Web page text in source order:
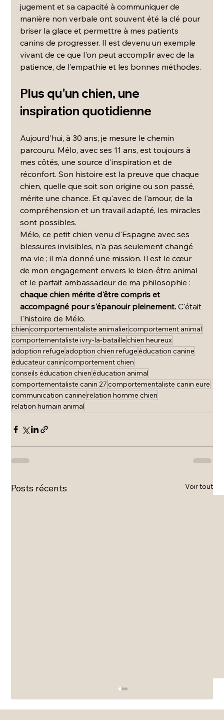
jugement et sa capacité à communiquer de
manière non verbale ont souvent été la clé pour
briser la glace et permettre à mes patients
canins de progresser. Il est devenu un exemple
vivant de ce que l'on peut accomplir avec de la
patience, de l'empathie et les bonnes méthodes.
Plus qu'un chien, une
inspiration quotidienne
Aujourd'hui, à 30 ans, je mesure le chemin
parcouru. Mélo, avec ses 11 ans, est toujours à
mes côtés, une source d'inspiration et de
réconfort. Son histoire est la preuve que chaque
chien, quelle que soit son origine ou son passé,
mérite une chance. Et qu'avec de l'amour, de la
compréhension et un travail adapté, les miracles
sont possibles.
Mélo, ce petit chien venu d'Espagne avec ses
blessures invisibles, n'a pas seulement changé
ma vie ; il m'a donné une mission. Il est le cœur
de mon engagement envers le bien-être animal
et le parfait ambassadeur de ma philosophie :
chaque chien mérite d'être compris et
accompagné pour s'épanouir pleinement. C'était
l'histoire de Mélo.
chiencomportementaliste animaliercomportement animal
comportementaliste ivry-la-bataillechien heureux
adoption refuge adoption chien refugeéducation canine
éducateur canincomportement chien
conseils éducation chienéducation animal
comportementaliste canin 27comportementaliste canin eure
communication caninerelation homme chien
relation humain animal
Posts récents Voir tout